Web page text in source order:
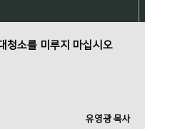
청소를 미루지 마십시오
유영광 목사